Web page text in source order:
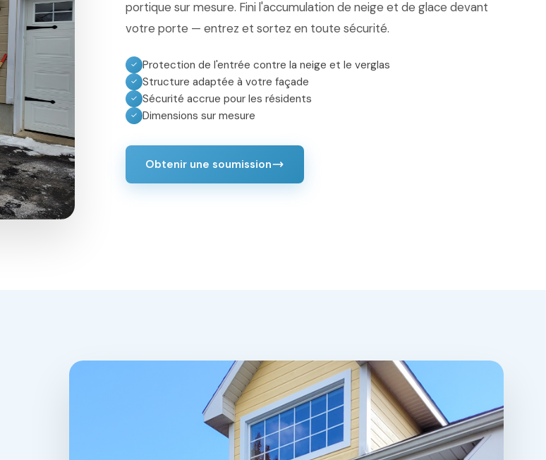
portique sur mesure. Fini l'accumulation de neige et de glace devant
votre porte — entrez et sortez en toute sécurité.
✓ Protection de l'entrée contre la neige et le verglas
✓ Structure adaptée à votre façade
✓ Sécurité accrue pour les résidents
✓ Dimensions sur mesure
Obtenir une soumission